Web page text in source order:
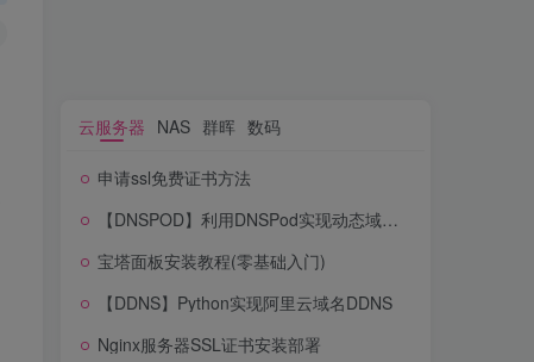
云服务器 NAS 群晖 数码
申请ssl免费证书方法
【DNSPOD】利用DNSPod实现动态域名解析【DDNS】
宝塔面板安装教程(零基础入门)
【DDNS】Python实现阿里云域名DDNS
Nginx服务器SSL证书安装部署
云服务器 NAS 群晖 数码